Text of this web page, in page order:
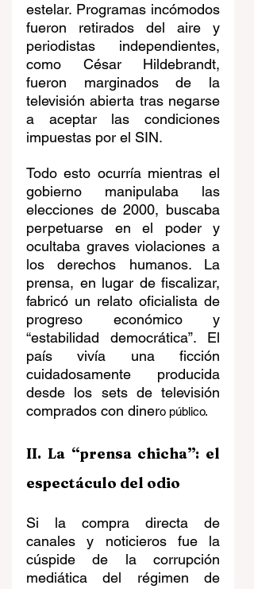
estelar. Programas incómodos
fueron retirados del aire y
periodistas independientes,
como César Hildebrandt,
fueron marginados de la
televisión abierta tras negarse
a aceptar las condiciones
impuestas por el SIN.
Todo esto ocurría mientras el
gobierno manipulaba las
elecciones de 2000, buscaba
perpetuarse en el poder y
ocultaba graves violaciones a
los derechos humanos. La
prensa, en lugar de fiscalizar,
fabricó un relato oficialista de
progreso económico y
“estabilidad democrática”. El
país vivía una ficción
cuidadosamente producida
desde los sets de televisión
comprados con dinero público.
II. La “prensa chicha”: el
espectáculo del odio
Si la compra directa de
canales y noticieros fue la
cúspide de la corrupción
mediática del régimen de